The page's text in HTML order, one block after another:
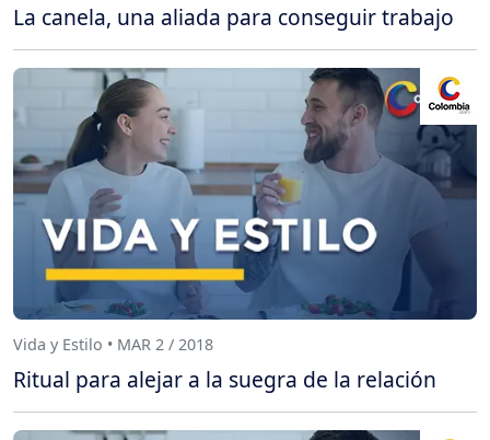
La canela, una aliada para conseguir trabajo
Vida y Estilo • MAR 2 / 2018
Ritual para alejar a la suegra de la relación